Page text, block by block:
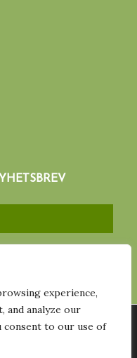
experience,
and analyze our
consent to our use of
bästa upplevelsen på vår
vi använder eller